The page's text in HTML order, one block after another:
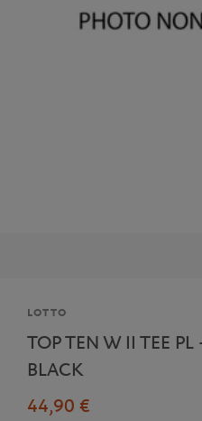
Marque
LOTTO
TOP TEN W II TEE
BLACK
44,90 €